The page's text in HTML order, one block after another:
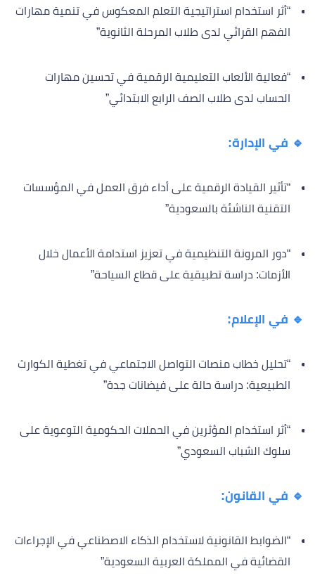
“أثر استخدام استراتيجية التعلم المعكوس في تنمية مهارات
الفهم القرائي لدى طلاب المرحلة الثانوية”
“فعالية الألعاب التعليمية الرقمية في تحسين مهارات
الحساب لدى طلاب الصف الرابع الابتدائي”
🔹 في الإدارة:
“تأثير القيادة الرقمية على أداء فرق العمل في المؤسسات
التقنية الناشئة بالسعودية”
“دور المرونة التنظيمية في تعزيز استدامة الأعمال خلال
الأزمات: دراسة تطبيقية على قطاع السياحة”
🔹 في الإعلام:
“تحليل خطاب منصات التواصل الاجتماعي في تغطية الكوارث
الطبيعية: دراسة حالة على فيضانات جدة”
“أثر استخدام المؤثرين في الحملات الحكومية التوعوية على
سلوك الشباب السعودي”
🔹 في القانون:
“الضوابط القانونية لاستخدام الذكاء الاصطناعي في الإجراءات
القضائية في المملكة العربية السعودية”